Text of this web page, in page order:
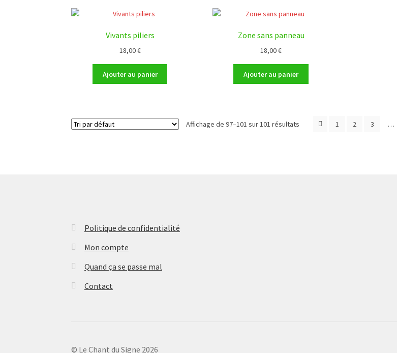
Vivants piliers
18,00€
Ajouter au panier
Zone sans panneau
18,00€
Ajouter au panier
Affichage de 97–101 sur 101 résultats 1 2 3 …
Politique de confidentialité
Mon compte
Quand ça se passe mal
Contact
© Le Chant du Signe 2026